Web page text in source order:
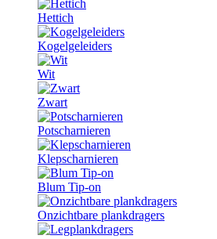
Hettich
Kogelgeleiders
Wit
Zwart
Potscharnieren
Klepscharnieren
Blum Tip-on
Onzichtbare plankdragers